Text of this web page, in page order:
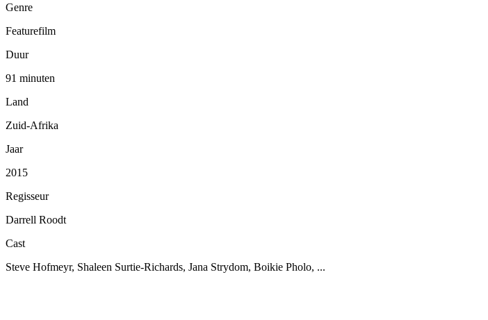
Genre
Featurefilm
Duur
91 minuten
Land
Zuid-Afrika
Jaar
2015
Regisseur
Darrell Roodt
Cast
Steve Hofmeyr, Shaleen Surtie-Richards, Jana Strydom, Boikie Pholo, ...